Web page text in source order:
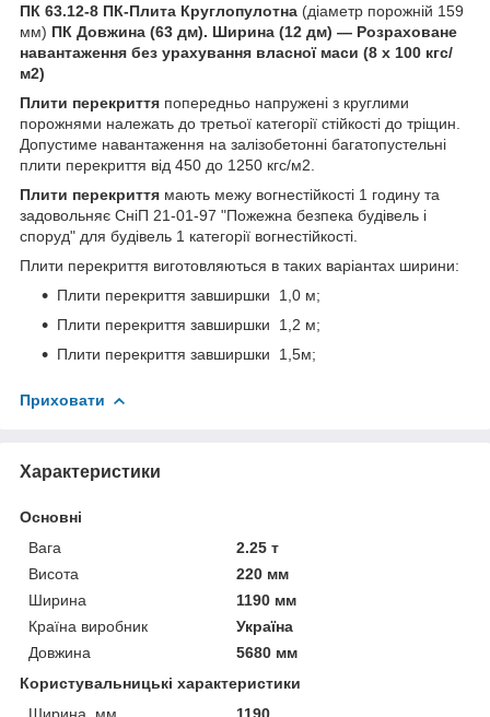
ПК 63.12-8 ПК-Плита Круглопулотна (діаметр порожній 159
мм) ПК Довжина (63 дм). Ширина (12 дм) — Розраховане
навантаження без урахування власної маси (8 х 100 кгс/
м2)
Плити перекриття попередньо напружені з круглими
порожнями належать до третьої категорії стійкості до тріщин.
Допустиме навантаження на залізобетонні багатопустельні
плити перекриття від 450 до 1250 кгс/м2.
Плити перекриття мають межу вогнестійкості 1 годину та
задовольняє СніП 21-01-97 "Пожежна безпека будівель і
споруд" для будівель 1 категорії вогнестійкості.
Плити перекриття виготовляються в таких варіантах ширини:
Плити перекриття завширшки 1,0 м;
Плити перекриття завширшки 1,2 м;
Плити перекриття завширшки 1,5м;
Приховати
Характеристики
Основні
Вага
2.25 т
Висота
220 мм
Ширина
1190 мм
Країна виробник
Україна
Довжина
5680 мм
Користувальницькі характеристики
Ширина, мм
1190